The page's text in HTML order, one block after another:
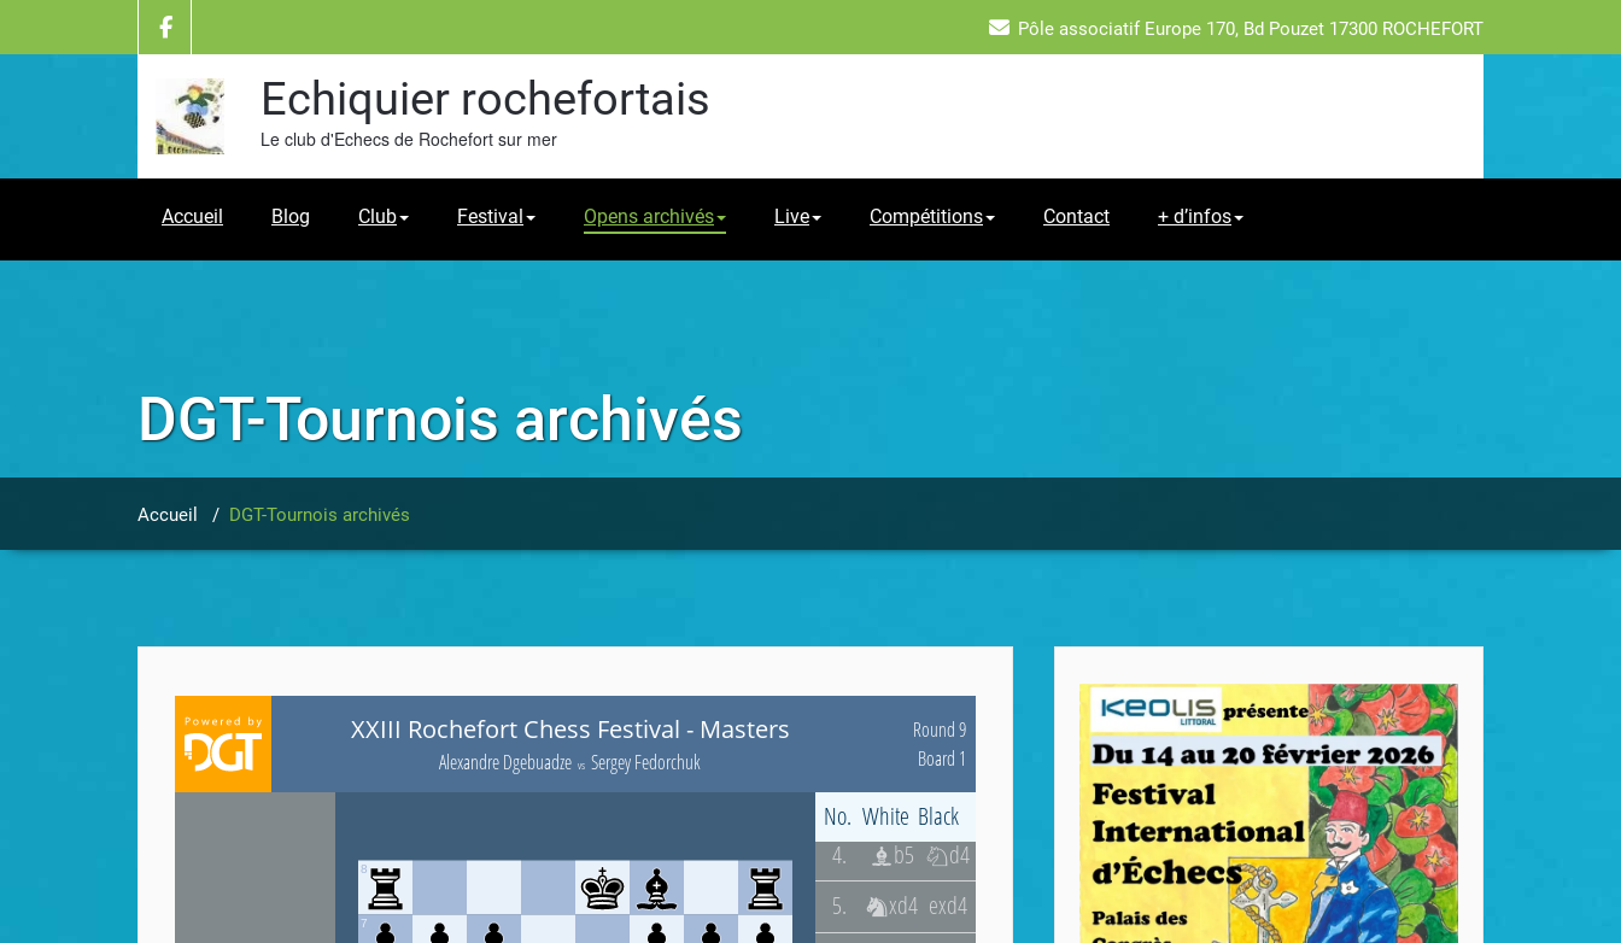
content
Pôle associatif Europe 170, Bd Pouzet 17300 ROCHEFORT
Echiquier rochefortais
Le club d'Echecs de Rochefort sur mer
Accueil Blog Club Festival Opens archivés Live Compétitions Contact + d’infos
DGT-Tournois archivés
Accueil / DGT-Tournois archivés